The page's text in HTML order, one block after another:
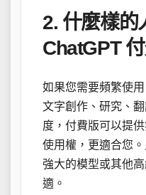
2. 什麼樣的
ChatGPT
如果您需要頻繁使
文字創作、研究、
度，付費版可以提
使用權，更適合您
強大的模型或其他
適。